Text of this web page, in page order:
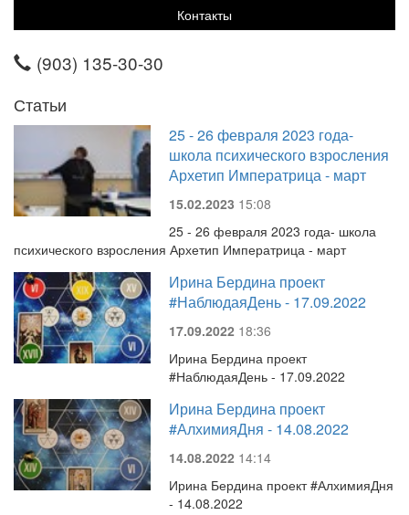
Контакты
(903) 135-30-30
Статьи
25 - 26 февраля 2023 года-
школа психического взросления
Архетип Императрица - март
15.02.2023 15:08
25 - 26 февраля 2023 года- школа
психического взросления Архетип Императрица - март
Ирина Бердина проект
#НаблюдаяДень - 17.09.2022
17.09.2022 18:36
Ирина Бердина проект
#НаблюдаяДень - 17.09.2022
Ирина Бердина проект
#АлхимияДня - 14.08.2022
14.08.2022 14:14
Ирина Бердина проект #АлхимияДня
- 14.08.2022